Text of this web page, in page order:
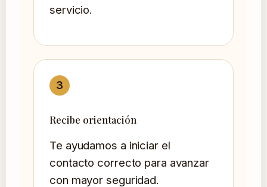
servicio.
Recibe orientación
Te ayudamos a iniciar el
contacto correcto para avanzar
con mayor seguridad.